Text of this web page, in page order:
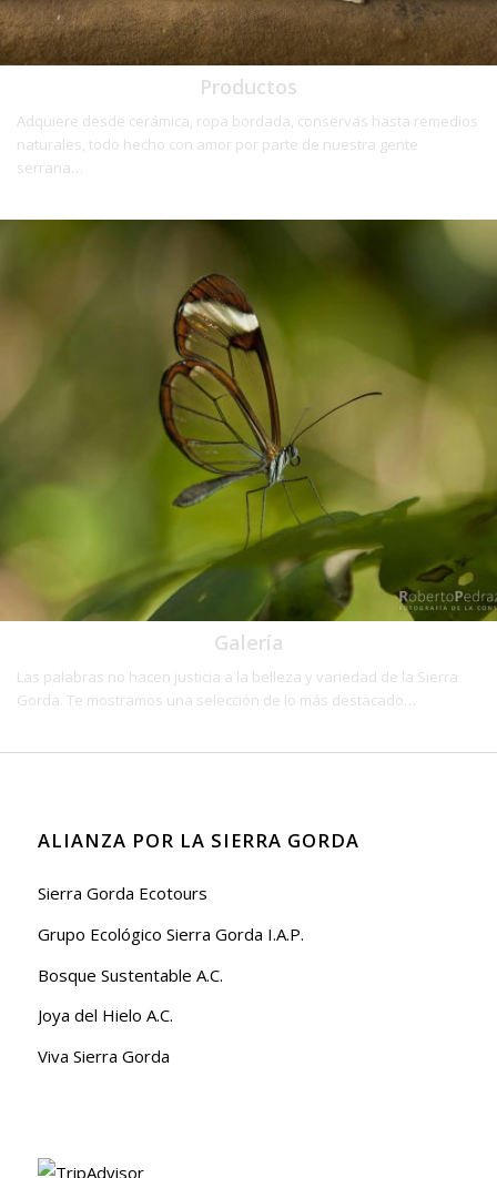
Productos
Adquiere desde cerámica, ropa bordada, conservas hasta remedios
naturales, todo hecho con amor por parte de nuestra gente
serrana…
Galería
Las palabras no hacen justicia a la belleza y variedad de la Sierra
Gorda. Te mostramos una selección de lo más destacado…
ALIANZA POR LA SIERRA GORDA
Sierra Gorda Ecotours
Grupo Ecológico Sierra Gorda I.A.P.
Bosque Sustentable A.C.
Joya del Hielo A.C.
Viva Sierra Gorda